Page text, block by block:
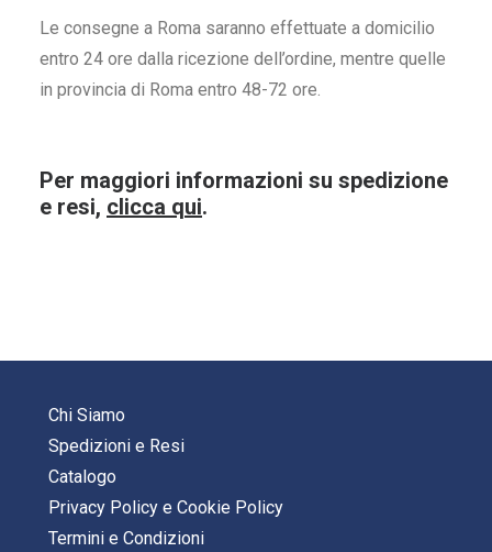
Le consegne a Roma saranno effettuate a domicilio
entro 24 ore dalla ricezione dell’ordine, mentre quelle
in provincia di Roma entro 48-72 ore.
Per maggiori informazioni su spedizione
e resi, clicca qui.
Chi Siamo
Spedizioni e Resi
Catalogo
Privacy Policy e Cookie Policy
Termini e Condizioni